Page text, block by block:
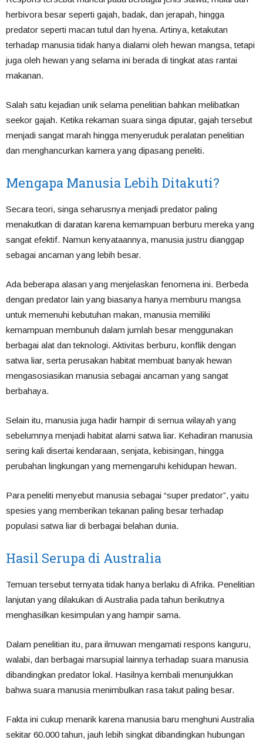
herbivora besar seperti gajah, badak, dan jerapah, hingga
predator seperti macan tutul dan hyena. Artinya, ketakutan
terhadap manusia tidak hanya dialami oleh hewan mangsa, tetapi
juga oleh hewan yang selama ini berada di tingkat atas rantai
makanan.
Salah satu kejadian unik selama penelitian bahkan melibatkan
seekor gajah. Ketika rekaman suara singa diputar, gajah tersebut
menjadi sangat marah hingga menyeruduk peralatan penelitian
dan menghancurkan kamera yang dipasang peneliti.
Mengapa Manusia Lebih Ditakuti?
Secara teori, singa seharusnya menjadi predator paling
menakutkan di daratan karena kemampuan berburu mereka yang
sangat efektif. Namun kenyataannya, manusia justru dianggap
sebagai ancaman yang lebih besar.
Ada beberapa alasan yang menjelaskan fenomena ini. Berbeda
dengan predator lain yang biasanya hanya memburu mangsa
untuk memenuhi kebutuhan makan, manusia memiliki
kemampuan membunuh dalam jumlah besar menggunakan
berbagai alat dan teknologi. Aktivitas berburu, konflik dengan
satwa liar, serta perusakan habitat membuat banyak hewan
mengasosiasikan manusia sebagai ancaman yang sangat
berbahaya.
Selain itu, manusia juga hadir hampir di semua wilayah yang
sebelumnya menjadi habitat alami satwa liar. Kehadiran manusia
sering kali disertai kendaraan, senjata, kebisingan, hingga
perubahan lingkungan yang memengaruhi kehidupan hewan.
Para peneliti menyebut manusia sebagai “super predator”, yaitu
spesies yang memberikan tekanan paling besar terhadap
populasi satwa liar di berbagai belahan dunia.
Hasil Serupa di Australia
Temuan tersebut ternyata tidak hanya berlaku di Afrika. Penelitian
lanjutan yang dilakukan di Australia pada tahun berikutnya
menghasilkan kesimpulan yang hampir sama.
Dalam penelitian itu, para ilmuwan mengamati respons kanguru,
walabi, dan berbagai marsupial lainnya terhadap suara manusia
dibandingkan predator lokal. Hasilnya kembali menunjukkan
bahwa suara manusia menimbulkan rasa takut paling besar.
Fakta ini cukup menarik karena manusia baru menghuni Australia
sekitar 60.000 tahun, jauh lebih singkat dibandingkan hubungan